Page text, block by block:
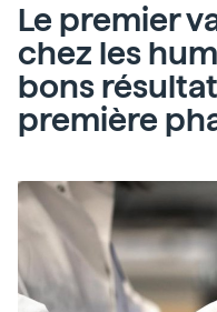
Le premier
chez les
bons
première